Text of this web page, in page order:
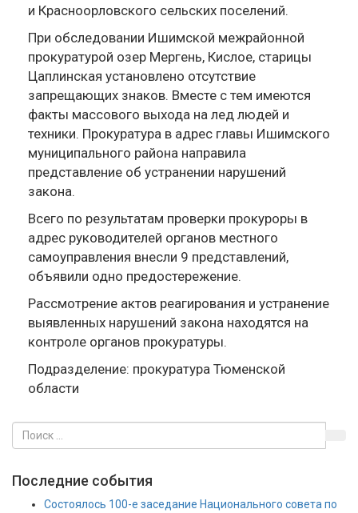
и Красноорловского сельских поселений.
При обследовании Ишимской межрайонной
прокуратурой озер Мергень, Кислое, старицы
Цаплинская установлено отсутствие
запрещающих знаков. Вместе с тем имеются
факты массового выхода на лед людей и
техники. Прокуратура в адрес главы Ишимского
муниципального района направила
представление об устранении нарушений
закона.
Всего по результатам проверки прокуроры в
адрес руководителей органов местного
самоуправления внесли 9 представлений,
объявили одно предостережение.
Рассмотрение актов реагирования и устранение
выявленных нарушений закона находятся на
контроле органов прокуратуры.
Подразделение: прокуратура Тюменской
области
Последние события
Состоялось 100-е заседание Национального совета по